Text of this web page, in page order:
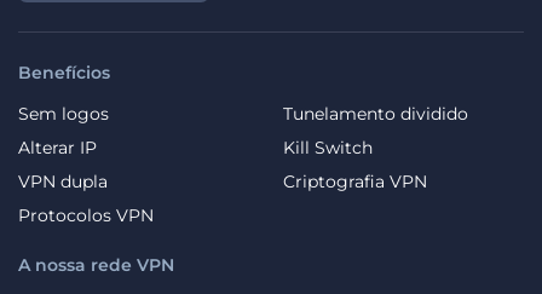
Benefícios
Sem logos
Tunelamento dividido
Alterar IP
Kill Switch
VPN dupla
Criptografia VPN
Protocolos VPN
A nossa rede VPN